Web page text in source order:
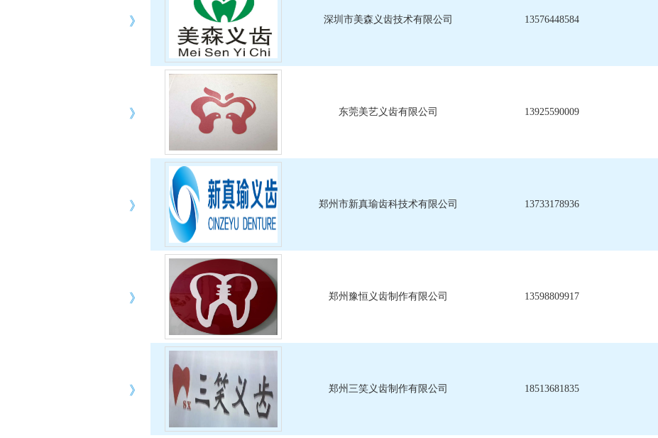
》 深圳市美森义齿技术有限公司 13576448584
》 东莞美艺义齿有限公司 13925590009
》 郑州市新真瑜齿科技术有限公司 13733178936
》 郑州豫恒义齿制作有限公司 13598809917
》 郑州三笑义齿制作有限公司 18513681835